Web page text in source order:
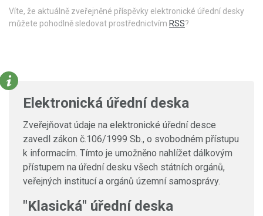
Víte, že aktuálně zveřejněné příspěvky elektronické úřední desky
můžete pohodlně sledovat prostřednictvím RSS?
Elektronická úřední deska
Zveřejňovat údaje na elektronické úřední desce
zavedl zákon č.106/1999 Sb., o svobodném přístupu
k informacím. Tímto je umožněno nahlížet dálkovým
přístupem na úřední desku všech státních orgánů,
veřejných institucí a orgánů územní samosprávy.
"Klasická" úřední deska